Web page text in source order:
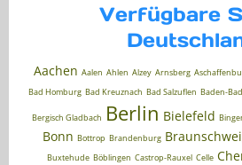
Verfügbare
Aachen Aalen Ahlen Alzey Arnsberg
Bad Homburg Bad Kreuznach Bad Salzuflen Baden-
Bergisch Gladbach Berlin Bielefeld
Bonn Bottrop Brandenburg
Buxtehude Böblingen Castrop-Rauxel Celle